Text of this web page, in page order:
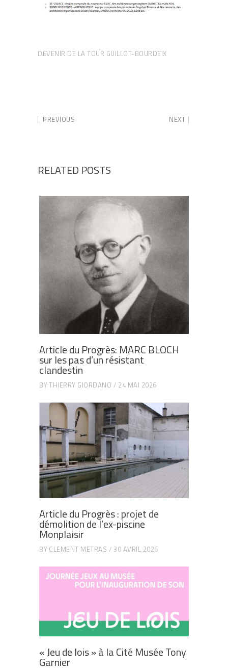
DEVENIR DE LA TOUR GUILLOT-BOURDEIX
PREVIOUS NEXT
RELATED POSTS
Article du Progrès: MARC BLOCH
sur les pas d’un résistant
clandestin
BYTHIERRY GIORDANO 24 MAI 2026
Article du Progrès : projet de
démolition de l’ex-piscine
Monplaisir
BY CLEMENT METRAS 30 AVRIL 2026
« Jeu de lois » à la Cité Musée Tony
Garnier